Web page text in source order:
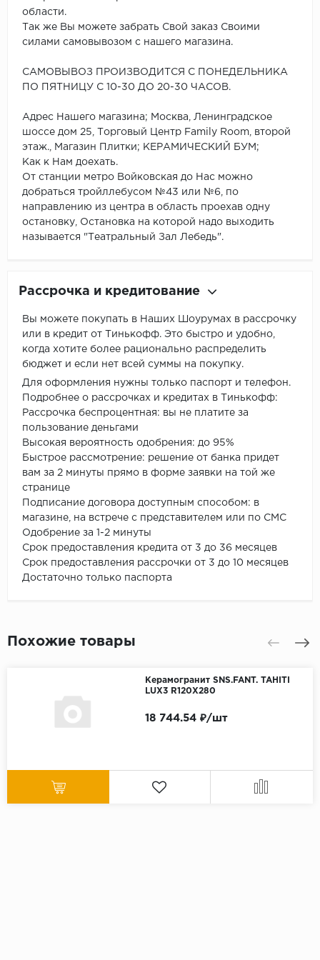
области.
Так же Вы можете забрать Свой заказ Своими
силами самовывозом с нашего магазина.
САМОВЫВОЗ ПРОИЗВОДИТСЯ С ПОНЕДЕЛЬНИКА
ПО ПЯТНИЦУ С 10-30 ДО 20-30 ЧАСОВ.
Адрес Нашего магазина; Москва, Ленинградское
шоссе дом 25, Торговый Центр Family Room, второй
этаж., Магазин Плитки; КЕРАМИЧЕСКИЙ БУМ;
Как к Нам доехать.
От станции метро Войковская до Нас можно
добраться тройллебусом №43 или №6, по
направлению из центра в область проехав одну
остановку, Остановка на которой надо выходить
называется "Театральный Зал Лебедь".
Рассрочка и кредитование
Вы можете покупать в Наших Шоурумах в рассрочку
или в кредит от Тинькофф. Это быстро и удобно,
когда хотите более рационально распределить
бюджет и если нет всей суммы на покупку.
Для оформления нужны только паспорт и телефон.
Подробнее о рассрочках и кредитах в Тинькофф:
Рассрочка беспроцентная: вы не платите за
пользование деньгами
Высокая вероятность одобрения: до 95%
Быстрое рассмотрение: решение от банка придет
вам за 2 минуты прямо в форме заявки на той же
странице
Подписание договора доступным способом: в
магазине, на встрече с представителем или по СМС
Одобрение за 1-2 минуты
Срок предоставления кредита от 3 до 36 месяцев
Срок предоставления рассрочки от 3 до 10 месяцев
Достаточно только паспорта
Похожие товары
Керамогранит SNS.FANT. TAHITI
LUX3 R120X280
18 744.54 ₽/шт